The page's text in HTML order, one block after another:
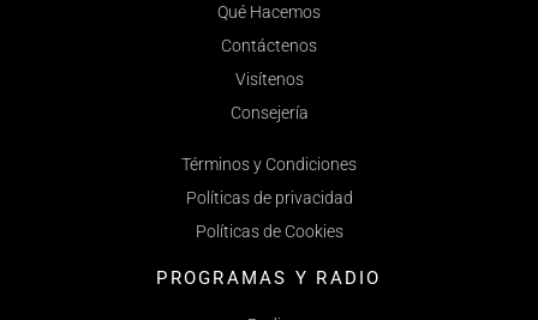
Qué Hacemos
Contáctenos
Visítenos
Consejería
Términos y Condiciones
Políticas de privacidad
Políticas de Cookies
PROGRAMAS Y RADIO